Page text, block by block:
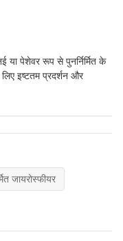
या पेशेवर रूप से पुनर्निर्मित के
इष्टतम प्रदर्शन और
जायरोस्फीयर